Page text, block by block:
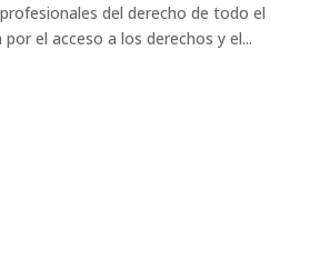
del derecho de todo el
el acceso a los derechos y el...